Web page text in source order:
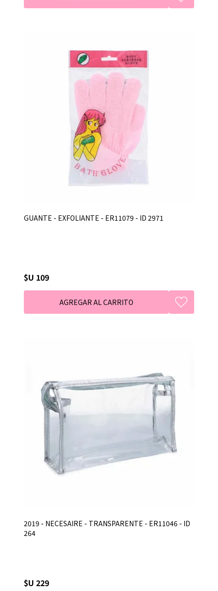
GUANTE - EXFOLIANTE - ER11079 - ID 2971
$U 109
2019 - NECESAIRE - TRANSPARENTE - ER11046 - ID
264
$U 229